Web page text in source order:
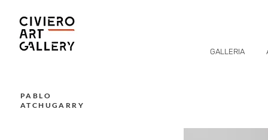
GALLERIA
PABLO
ATCHUGARRY